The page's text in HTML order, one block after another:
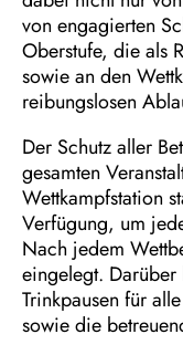
von engagierten
Oberstufe, die als
sowie an den
reibungslosen
Der Schutz aller
gesamten
Wettkampfstation
Verfügung, um
Nach jedem
eingelegt. Darüber
Trinkpausen für
sowie die